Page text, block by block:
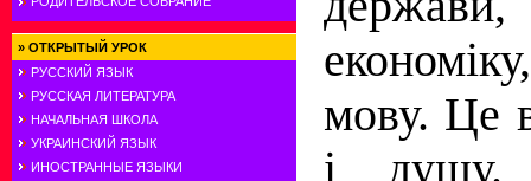
» ОТКРЫТЫЙ УРОК
РУССКИЙ ЯЗЫК
РУССКАЯ ЛИТЕРАТУРА
НАЧАЛЬНАЯ ШКОЛА
УКРАИНСКИЙ ЯЗЫК
ИНОСТРАННЫЕ ЯЗЫКИ
мову. Це
і